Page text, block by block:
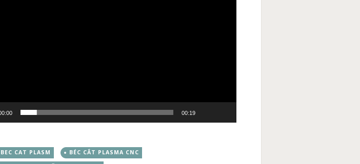
00:19
BEC CAT PLASM
BÉC CẮT PLASMA CNC